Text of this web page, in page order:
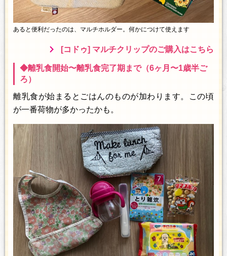
あると便利だったのは、マルチホルダー。何かにつけて使えます
[コドゥ] マルチクリップのご購入はこちら
◆離乳食開始〜離乳食完了期まで（6ヶ月〜1歳半ご
ろ）
離乳食が始まるとごはんのものが加わります。この頃
が一番荷物が多かったかも。